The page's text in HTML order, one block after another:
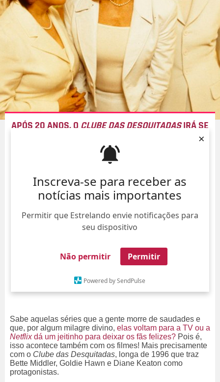
Inscreva-se para receber as
notícias mais importantes
Permitir que Estrelando envie notificações para
seu dispositivo
Não permitir Permitir
Powered by SendPulse
×
APÓS 20 ANOS, O CLUBE DAS DESQUITADASIRÁ SE
10/Ago/
Sabe aquelas séries que a gente morre de saudades e
que, por algum milagre divino, elas voltam para a TV ou a
Netflixdá um jeitinho para deixar os fãs felizes? Pois é,
isso acontece também com os filmes! Mais precisamente
com o Clube das Desquitadas, longa de 1996 que traz
Bette Middler, Goldie Hawn e Diane Keaton como
protagonistas.